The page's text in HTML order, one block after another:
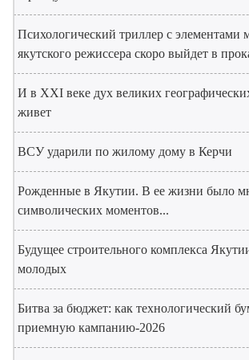
Психологический триллер с элементами
якутского режиссера скоро выйдет в
И в XXI веке дух великих
живет
ВСУ ударили по жилому дому в Керчи
Рожденные в Якутии. В ее жизни было
символических моментов...
Будущее строительного комплекса
молодых
Битва за бюджет: как технологический
приемную кампанию-2026